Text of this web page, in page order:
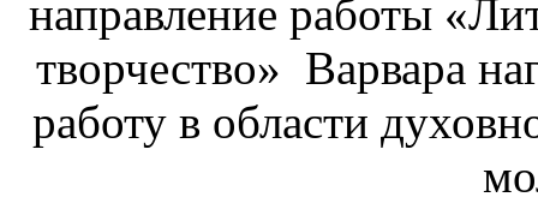
направление работы
творчество» Варвара
работу в области